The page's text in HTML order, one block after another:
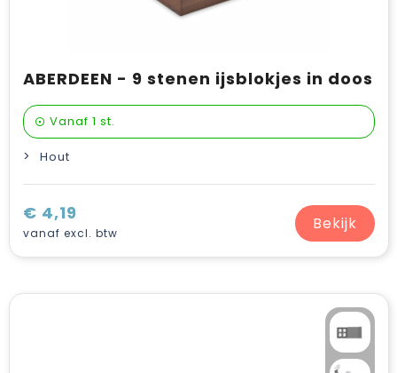
ABERDEEN - 9 stenen ijsblokjes in doos
Vanaf 1 st.
Hout
€ 4,19
vanaf excl. btw Bekijk